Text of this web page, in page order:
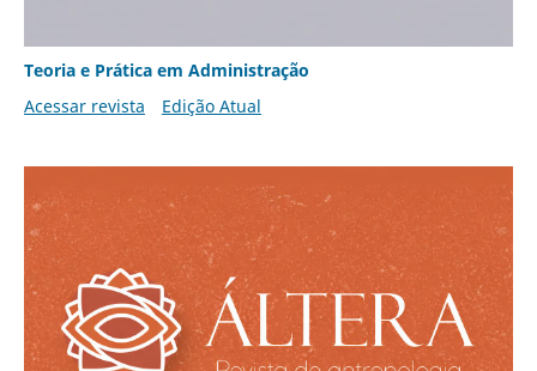
Teoria e Prática em Administração
Acessar revista
Edição Atual